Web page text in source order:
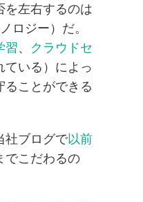
を左右するのは
ロジー）だ。
習、 クラウドセ
ている）によっ
ることができる
社ブログで以前
でこだわるの